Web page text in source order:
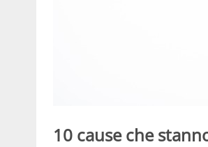
10 cause che